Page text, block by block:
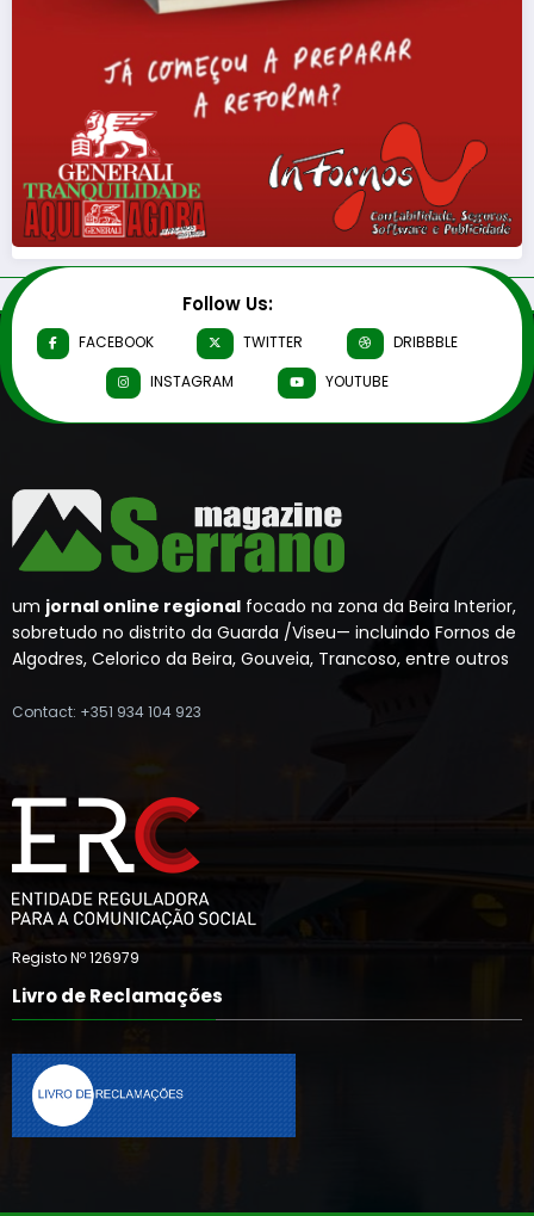
Follow Us:
FACEBOOK TWITTER
DRIBBBLE
INSTAGRAM
YOUTUBE
um jornal online regional focado na zona da Beira Interior,
sobretudo no distrito da Guarda /Viseu— incluindo Fornos de
Algodres, Celorico da Beira, Gouveia, Trancoso, entre outros
Contact: +351 934 104 923
Registo Nº 126979
Livro de Reclamações